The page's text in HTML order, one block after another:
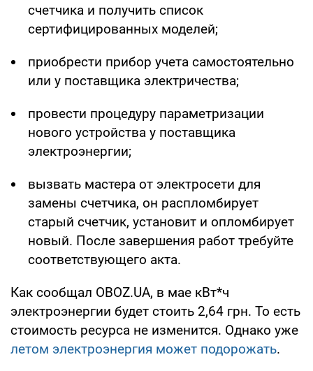
счетчика и получить список
сертифицированных моделей;
приобрести прибор учета самостоятельно
или у поставщика электричества;
провести процедуру параметризации
нового устройства у поставщика
электроэнергии;
вызвать мастера от электросети для
замены счетчика, он распломбирует
старый счетчик, установит и опломбирует
новый. После завершения работ требуйте
соответствующего акта.
Как сообщал OBOZ.UA, в мае кВт*ч
электроэнергии будет стоить 2,64 грн. То есть
стоимость ресурса не изменится. Однако уже
летом электроэнергия может подорожать.